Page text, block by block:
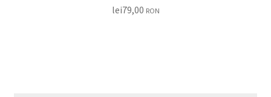
lei79,00 RON